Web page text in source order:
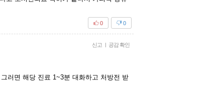
0
0
신고 | 공감 확인
러면 해당 진료 1~3분 대화하고 처방전 받